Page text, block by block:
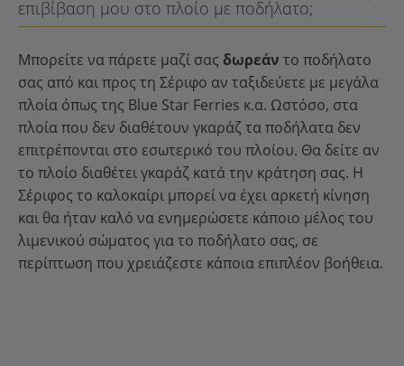
επιβίβαση μου στο πλοίο με ποδήλατο;
Μπορείτε να πάρετε μαζί σας δωρεάν το ποδήλατο
σας από και προς τη Σέριφο αν ταξιδεύετε με μεγάλα
πλοία όπως της Blue Star Ferries κ.α. Ωστόσο, στα
πλοία που δεν διαθέτουν γκαράζ τα ποδήλατα δεν
επιτρέπονται στο εσωτερικό του πλοίου. Θα δείτε αν
το πλοίο διαθέτει γκαράζ κατά την κράτηση σας. Η
Σέριφος το καλοκαίρι μπορεί να έχει αρκετή κίνηση
και θα ήταν καλό να ενημερώσετε κάποιο μέλος του
λιμενικού σώματος για το ποδήλατο σας, σε
περίπτωση που χρειάζεστε κάποια επιπλέον βοήθεια.